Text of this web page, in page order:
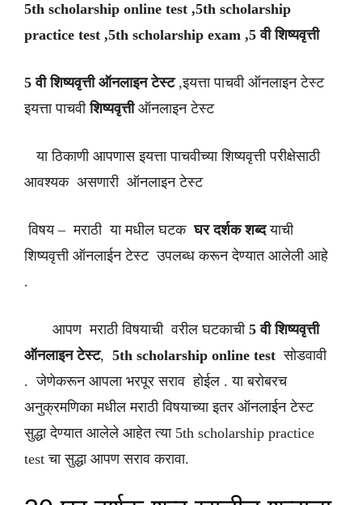
5th scholarship online test ,5th scholarship
practice test ,5th scholarship exam ,5 वी शिष्यवृत्ती
5 वी शिष्यवृत्ती ऑनलाइन टेस्ट ,इयत्ता पाचवी ऑनलाइन टेस्ट
इयत्ता पाचवीशिष्यवृत्तीऑनलाइन टेस्ट
या ठिकाणी आपणास इयत्ता पाचवीच्या शिष्यवृत्ती परीक्षेसाठी
आवश्यक असणारी ऑनलाइन टेस्ट
विषय – मराठी या मधील घटकघर दर्शक शब्दयाची
शिष्यवृत्ती ऑनलाईन टेस्ट उपलब्ध करून देण्यात आलेली आहे
.
आपण मराठी विषयाची वरील घटकाची 5 वी शिष्यवृत्ती
ऑनलाइन टेस्ट, 5th scholarship online test सोडवावी
. जेणेकरून आपला भरपूर सराव होईल . या बरोबरच
अनुक्रमणिका मधील मराठी विषयाच्या इतर ऑनलाईन टेस्ट
सुद्धा देण्यात आलेले आहेत त्या 5th scholarship practice
test चा सुद्धा आपण सराव करावा.